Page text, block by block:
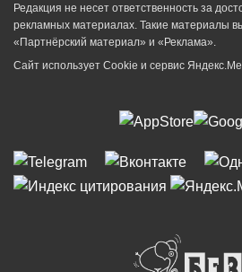
Редакция не несет ответственность за
рекламных материалах. Такие материалы
«Партнёрский материал» и «Реклама».
Сайт использует Cookie и сервиc